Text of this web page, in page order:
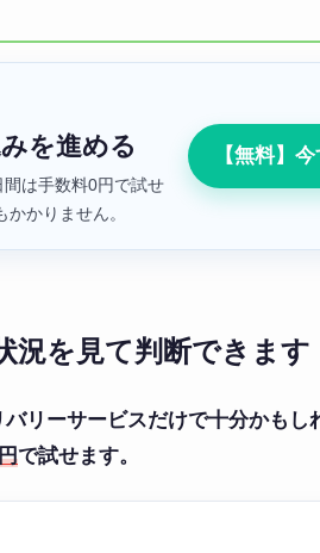
を進める
は手数料0円で試せ
かりません。
【無料】
況を見て判断できます
リーサービスだけで十分かもし
で試せます。